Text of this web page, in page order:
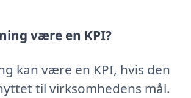
være en KPI?
kan være en KPI, hvis den
til virksomhedens mål.